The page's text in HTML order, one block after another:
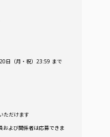
日（月・祝）23:59 まで
ただけます
および関係者は応募できま